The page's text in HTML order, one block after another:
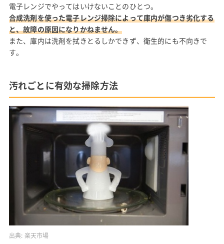
電子レンジでやってはいけないことのひとつ。
合成洗剤を使った電子レンジ掃除によって庫内が傷つき劣化する
と、故障の原因になりかねません。
また、庫内は洗剤を拭きとるしかできず、衛生的にも不向きで
す。
汚れごとに有効な掃除方法
出典: 楽天市場